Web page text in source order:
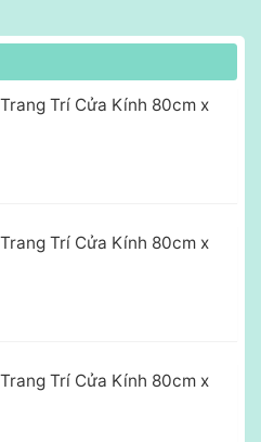
Trí Cửa Kính 80cm x
Trí Cửa Kính 80cm x
Trí Cửa Kính 80cm x